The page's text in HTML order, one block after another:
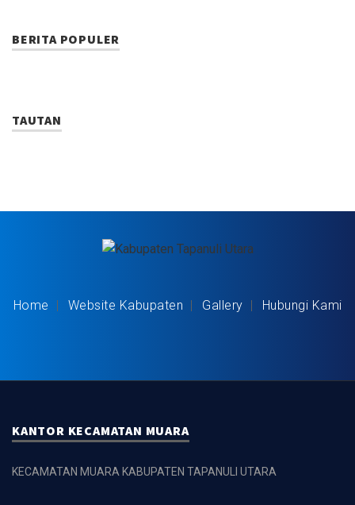
BERITA POPULER
TAUTAN
Home Website Kabupaten Gallery Hubungi Kami
KANTOR KECAMATAN MUARA
KECAMATAN MUARA KABUPATEN TAPANULI UTARA